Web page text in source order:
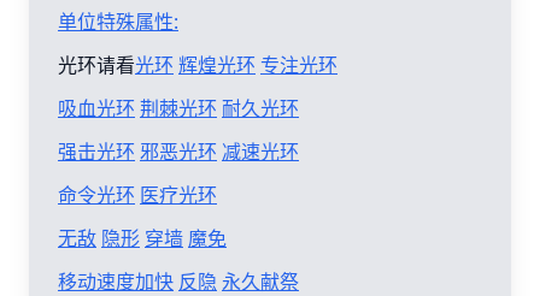
单位特殊属性:
光环请看光环 辉煌光环 专注光环
吸血光环 荆棘光环 耐久光环
强击光环 邪恶光环 减速光环
命令光环 医疗光环
无敌 隐形 穿墙 魔免
移动速度加快 反隐 永久献祭